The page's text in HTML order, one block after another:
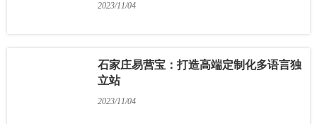
2023/11/04
石家庄易营宝：打造高端定制化多语言独
立站
2023/11/04